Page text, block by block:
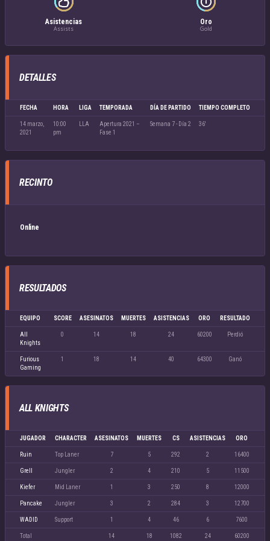
Asistencias
Assists
Oro
Gold
DETALLES
FECHA HORA LIGA TEMPORADA DÍA DE PARTIDO TIEMPO COMPLETO
14 marzo,
2021
10:00
pm
LLA
Apertura 2021 –
Fase 1
Semana 7 - Día 2 36'
RECINTO
Online
RESULTADOS
EQUIPO SCORE ASESINATOS MUERTES ASISTENCIAS ORO RESULTADO
All
Knights
0 14 18 24 60200 Perdió
Furious
Gaming
1 18 14 40 64300 Ganó
ALL KNIGHTS
JUGADOR CHARACTER ASESINATOS MUERTES CS ASISTENCIAS ORO
Ruin Top Laner 7 5 292 2 16400
Grell Jungler 2 4 210 5 11500
Kiefer Mid Laner 1 3 250 8 12000
Pancake Jungler 3 2 284 3 12700
WADID Support 1 4 46 6 7600
Total 14 18 1082 24 60200